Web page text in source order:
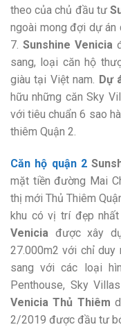
theo của chủ đầu tư
ngoài mong đợi dự án
7.Sunshine Venicia
sang, loại căn hộ
giàu tại Việt nam. Dự
hữu những căn Sky
với tiêu chuẩn 6 sao
thiêm Quận 2.
Căn hộ quận 2
mặt tiền đường Mai
thị mới Thủ Thiêm
khu có vị trí đẹp
Venicia được xây
27.000m2 với chỉ duy
sang với các loại
Penthouse, Sky
Venicia Thủ Thiêm
2/2019 được đầu tư